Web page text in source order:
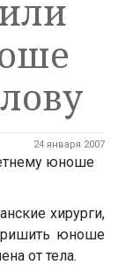
24 января 2007
хирурги,
юноше
от тела.